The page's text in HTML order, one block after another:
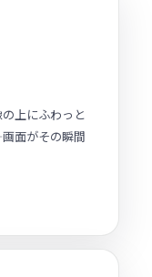
上にふわっと
面がその瞬間